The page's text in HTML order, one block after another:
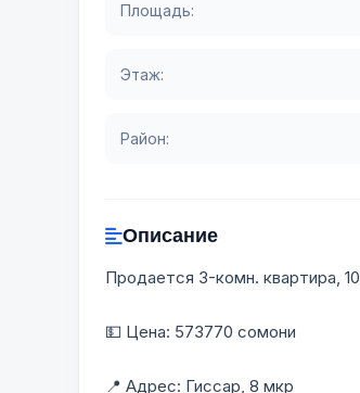
Площадь:
Этаж:
Район:
Описание
Продается 3-комн. квартира,
💵 Цена: 573770 сомони
📍 Адрес: Гиссар, 8 мкр